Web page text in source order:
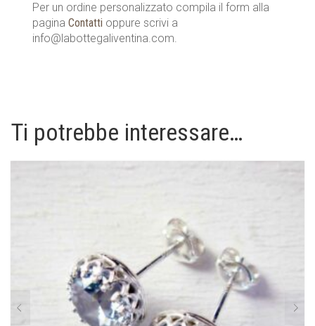
Per un ordine personalizzato compila il form alla
pagina Contatti oppure scrivi a
info@labottegaliventina.com.
Ti potrebbe interessare…